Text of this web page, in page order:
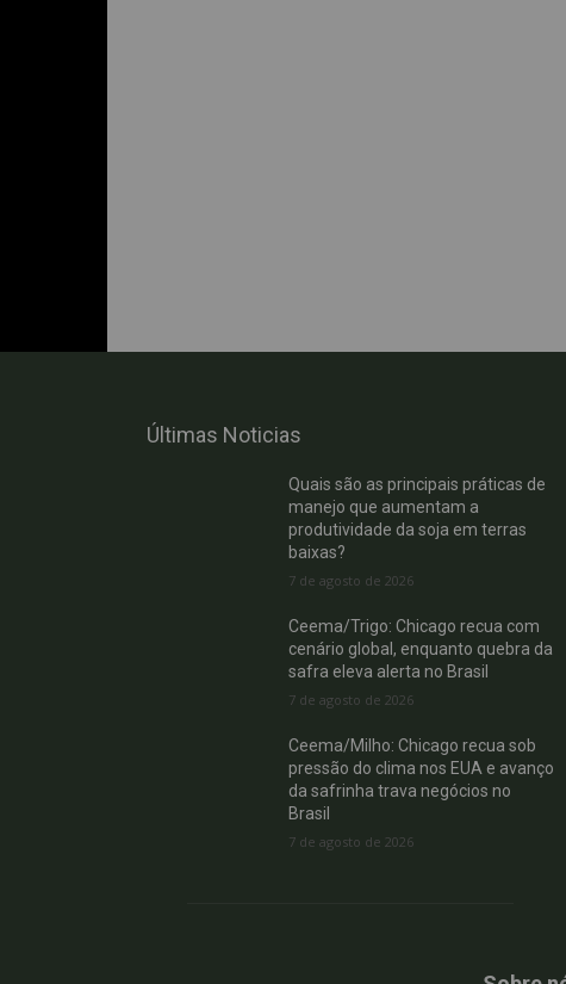
Últimas Noticias
Quais são as principais práticas de
manejo que aumentam a
produtividade da soja em terras
baixas?
7 de agosto de 2026
Ceema/Trigo: Chicago recua com
cenário global, enquanto quebra da
safra eleva alerta no Brasil
7 de agosto de 2026
Ceema/Milho: Chicago recua sob
pressão do clima nos EUA e avanço
da safrinha trava negócios no
Brasil
7 de agosto de 2026